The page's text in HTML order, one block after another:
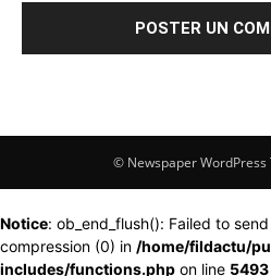
© Newspaper WordPress
Notice: ob_end_flush(): Failed to
compression (0) in /home/fildactu/
includes/functions.php on line 5493